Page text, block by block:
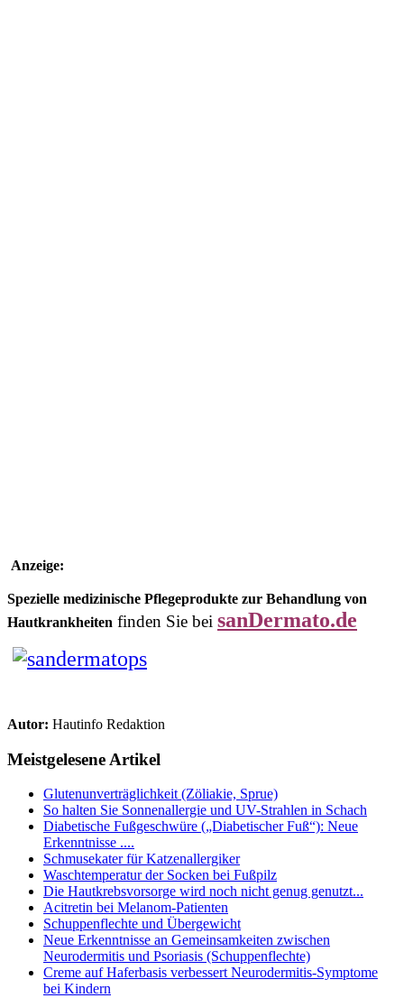
Anzeige:
Spezielle medizinische Pflegeprodukte zur Behandlung von
Hautkrankheiten finden Sie bei sanDermato.de
Autor: Hautinfo Redaktion
Meistgelesene Artikel
Glutenunverträglichkeit (Zöliakie, Sprue)
So halten Sie Sonnenallergie und UV-Strahlen in Schach
Diabetische Fußgeschwüre („Diabetischer Fuß“): Neue
Erkenntnisse ....
Schmusekater für Katzenallergiker
Waschtemperatur der Socken bei Fußpilz
Die Hautkrebsvorsorge wird noch nicht genug genutzt...
Acitretin bei Melanom-Patienten
Schuppenflechte und Übergewicht
Neue Erkenntnisse an Gemeinsamkeiten zwischen
Neurodermitis und Psoriasis (Schuppenflechte)
Creme auf Haferbasis verbessert Neurodermitis-Symptome
bei Kindern